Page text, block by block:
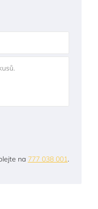
na 777 038 001.